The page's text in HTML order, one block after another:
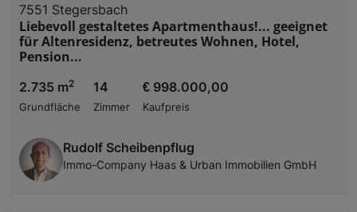
7551 Stegersbach
Liebevoll gestaltetes Apartmenthaus!... geeignet
für Altenresidenz, betreutes Wohnen, Hotel,
Pension...
2.735 m2
Grundfläche
14
Zimmer
€ 998.000,00
Kaufpreis
Rudolf Scheibenpflug
Immo-Company Haas & Urban Immobilien GmbH